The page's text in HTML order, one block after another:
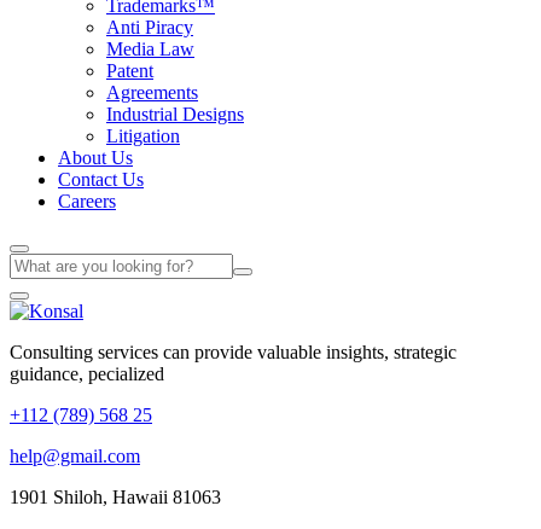
Trademarks™
Anti Piracy
Media Law
Patent
Agreements
Industrial Designs
Litigation
About Us
Contact Us
Careers
Consulting services can provide valuable insights, strategic
guidance, pecialized
+112 (789) 568 25
help@gmail.com
1901 Shiloh, Hawaii 81063